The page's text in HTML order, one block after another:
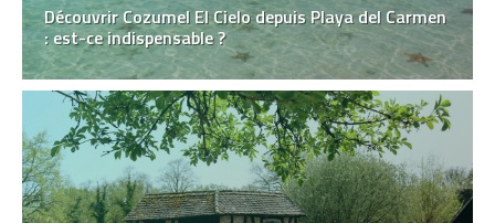
Découvrir Cozumel El Cielo depuis Playa del Carmen
: est-ce indispensable ?